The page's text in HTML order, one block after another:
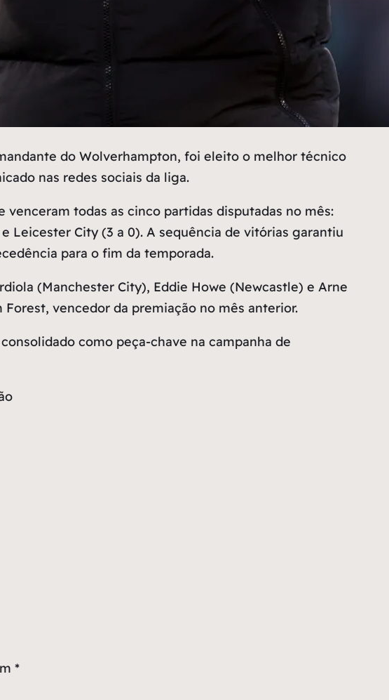
do Wolverhampton, foi eleito o melhor técnico
nas redes sociais da liga.
todas as cinco partidas disputadas no mês:
Leicester City (3 a 0). A sequência de vitórias garantiu
para o fim da temporada.
(Manchester City), Eddie Howe (Newcastle) e Arne
vencedor da premiação no mês anterior.
como peça-chave na campanha de
*